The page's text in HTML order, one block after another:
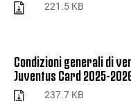
221.5 KB
Condizioni generali di
Juventus Card 2025-
237.7 KB